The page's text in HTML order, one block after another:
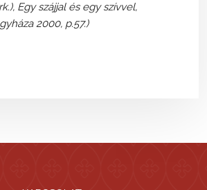
Egy szájjal és egy szívvel,
2000, p.57.)